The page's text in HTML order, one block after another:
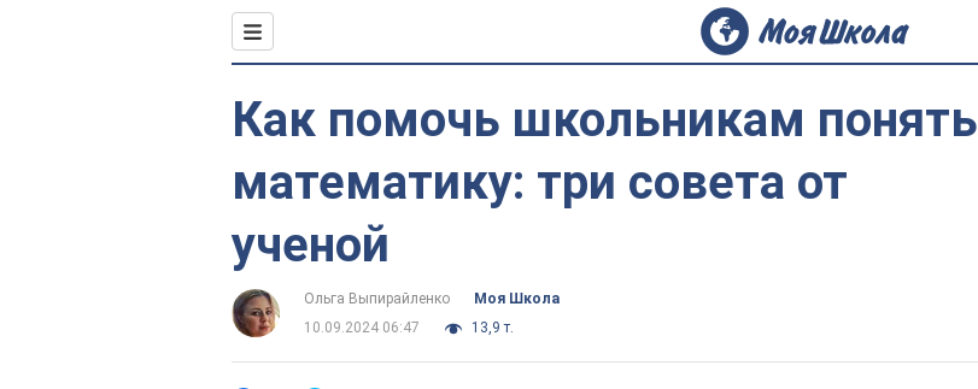
Как помочь школьникам понять
математику: три совета от
ученой
Ольга Выпирайленко
Моя Школа
10.09.2024 06:47
13,9 т.